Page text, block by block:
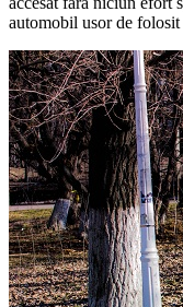
automobil usor de